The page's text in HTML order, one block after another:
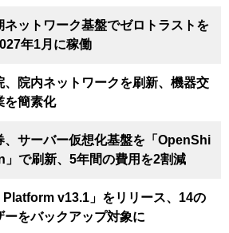
ネットワーク基盤でゼロトラストを
年1月に稼働
、院内ネットワークを刷新、機器交
を簡素化
、サーバー仮想化基盤を「OpenShi
で刷新、5年間の費用を2割減
Platform v13.1」をリリース、14の
ーをバックアップ対象に